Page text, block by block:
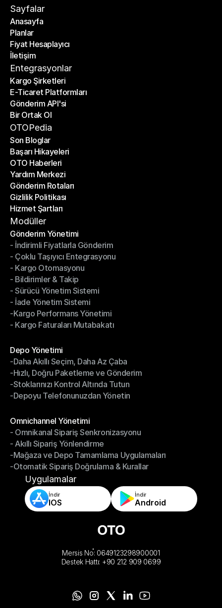
Sayfalar
Anasayfa
Anasayfa
Planlar
Planlar
Fiyat Hesaplayıcı
Fiyat Hesaplayıcı
İletişim
İletişim
Entegrasyonlar
Kargo Şirketleri
Kargo Şirketleri
E-Ticaret Platformları
E-Ticaret Platformları
Gönderim API'si
Gönderim API'si
Bir Ortak Ol
Bir Ortak Ol
OTOPedia
Son Bloglar
Son Bloglar
Başarı Hikayeleri
Başarı Hikayeleri
OTO Haberleri
OTO Haberleri
Yardım Merkezi
Yardım Merkezi
Gönderim Rotaları
Gönderim Rotaları
Gizlilik Politikası
Gizlilik Politikası
Hizmet Şartları
Hizmet Şartları
Modüller
Gönderim Yönetimi
Gönderim Yönetimi
- İndirimli Fiyatlarla Gönderim
- İndirimli Fiyatlarla Gönderim
- Çoklu Taşıyıcı Entegrasyonu
- Çoklu Taşıyıcı Entegrasyonu
- Kargo Otomasyonu
- Kargo Otomasyonu
- Bildirimler & Takip
- Bildirimler & Takip
- Sürücü Yönetim Sistemi
- Sürücü Yönetim Sistemi
- İade Yönetim Sistemi
- İade Yönetim Sistemi
-Kargo Performans Yönetimi
-Kargo Performans Yönetimi
- Kargo Faturaları Mutabakatı
Depo Yönetimi
Depo Yönetimi
-Daha Akıllı Seçim, Daha Az Çaba
-Daha Akıllı Seçim, Daha Az Çaba
-Hızlı, Doğru Paketleme ve Gönderim
-Hızlı, Doğru Paketleme ve Gönderim
-Stoklarınızı Kontrol Altında Tutun
-Stoklarınızı Kontrol Altında Tutun
-Depoyu Telefonunuzdan Yönetin
Omnichannel Yönetimi
Omnichannel Yönetimi
- Omnikanal Sipariş Senkronizasyonu
- Omnikanal Sipariş Senkronizasyonu
- Akıllı Sipariş Yönlendirme
- Akıllı Sipariş Yönlendirme
-Mağaza ve Depo Tamamlama Uygulamaları
-Mağaza ve Depo Tamamlama Uygulamaları
-Otomatik Sipariş Doğrulama & Kurallar
-Otomatik Sipariş Doğrulama & Kurallar
Uygulamalar
İndir
IOS
İndir
Android
Mersis No: 0649123298900001
Destek Hattı: +90 212 909 0699